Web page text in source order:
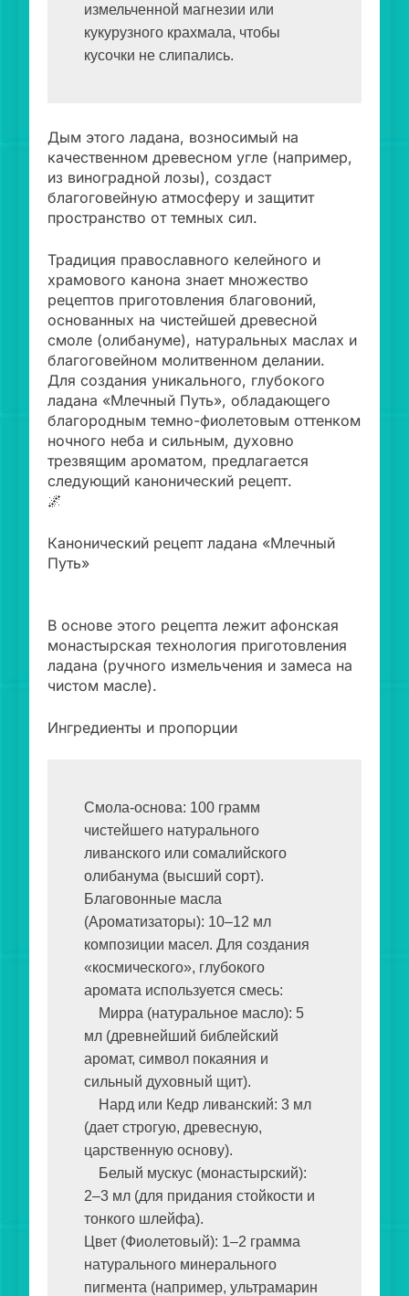
измельченной магнезии или
кукурузного крахмала, чтобы
кусочки не слипались.
Дым этого ладана, возносимый на
качественном древесном угле (например,
из виноградной лозы), создаст
благоговейную атмосферу и защитит
пространство от темных сил.
Традиция православного келейного и
храмового канона знает множество
рецептов приготовления благовоний,
основанных на чистейшей древесной
смоле (олибануме), натуральных маслах и
благоговейном молитвенном делании.
Для создания уникального, глубокого
ладана «Млечный Путь», обладающего
благородным темно-фиолетовым оттенком
ночного неба и сильным, духовно
трезвящим ароматом, предлагается
следующий канонический рецепт.
🌌
Канонический рецепт ладана «Млечный
Путь»
В основе этого рецепта лежит афонская
монастырская технология приготовления
ладана (ручного измельчения и замеса на
чистом масле).
Ингредиенты и пропорции
Смола-основа: 100 грамм
чистейшего натурального
ливанского или сомалийского
олибанума (высший сорт).
Благовонные масла
(Ароматизаторы): 10–12 мл
композиции масел. Для создания
«космического», глубокого
аромата используется смесь:
мл (древнейший библейский
аромат, символ покаяния и
сильный духовный щит).
(дает строгую, древесную,
царственную основу).
2–3 мл (для придания стойкости и
тонкого шлейфа).
Цвет (Фиолетовый): 1–2 грамма
натурального минерального
пигмента (например, ультрамарин